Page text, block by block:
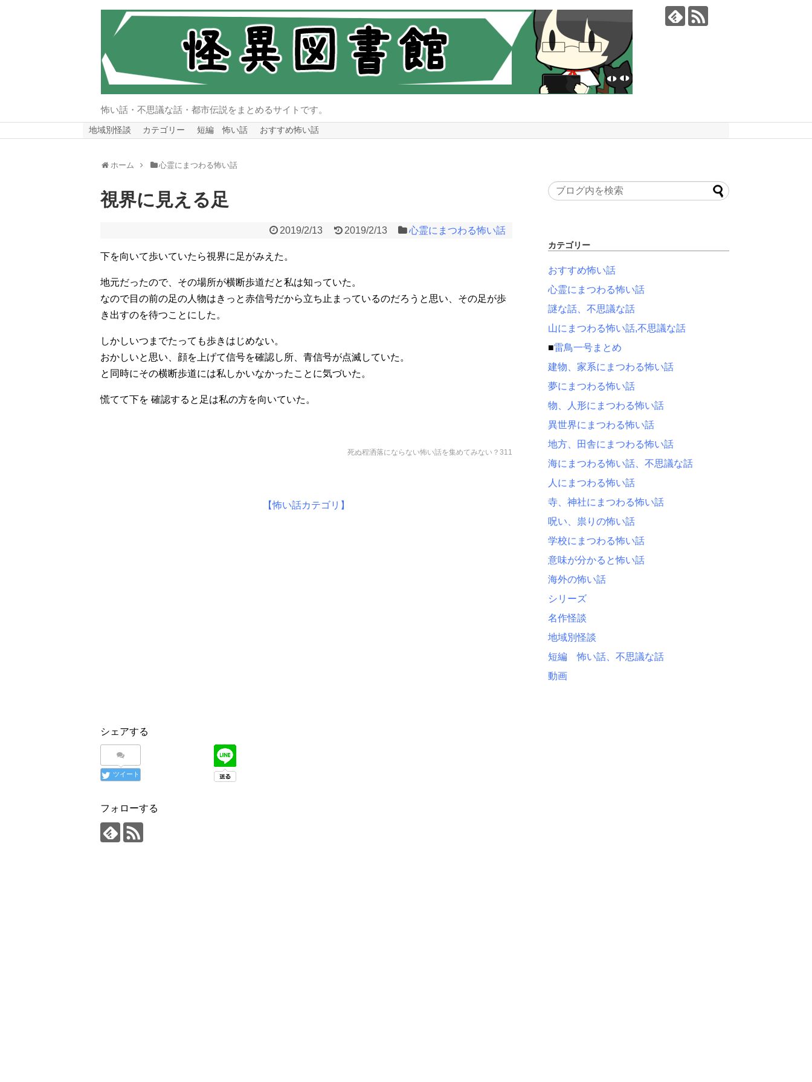
怖い話・不思議な話・都市伝説をまとめるサイトです。
地域別怪談 カテゴリー 短編 怖い話 おすすめ怖い話
ホーム 心霊にまつわる怖い話
視界に見える足
2019/2/13 2019/2/13 心霊にまつわる怖い話
下を向いて歩いていたら視界に足がみえた。
地元だったので、その場所が横断歩道だと私は知っていた。
なので目の前の足の人物はきっと赤信号だから立ち止まっているのだろうと思い、その足が歩
き出すのを待つことにした。
しかしいつまでたっても歩きはじめない。
おかしいと思い、顔を上げて信号を確認し所、青信号が点滅していた。
と同時にその横断歩道には私しかいなかったことに気づいた。
慌てて下を 確認すると足は私の方を向いていた。
死ぬ程洒落にならない怖い話を集めてみない？311
【怖い話カテゴリ】
シェアする
ツイート
フォローする
カテゴリー
おすすめ怖い話
心霊にまつわる怖い話
謎な話、不思議な話
山にまつわる怖い話,不思議な話
■雷鳥一号まとめ
建物、家系にまつわる怖い話
夢にまつわる怖い話
物、人形にまつわる怖い話
異世界にまつわる怖い話
地方、田舎にまつわる怖い話
海にまつわる怖い話、不思議な話
人にまつわる怖い話
寺、神社にまつわる怖い話
呪い、祟りの怖い話
学校にまつわる怖い話
意味が分かると怖い話
海外の怖い話
シリーズ
名作怪談
地域別怪談
短編 怖い話、不思議な話
動画